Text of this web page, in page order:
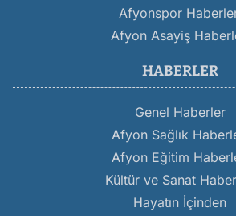
Afyonspor
Afyon Asayiş
HABERLER
Genel Haberler
Afyon Sağlık
Afyon Eğitim
Kültür ve Sanat
Hayatın İçinden